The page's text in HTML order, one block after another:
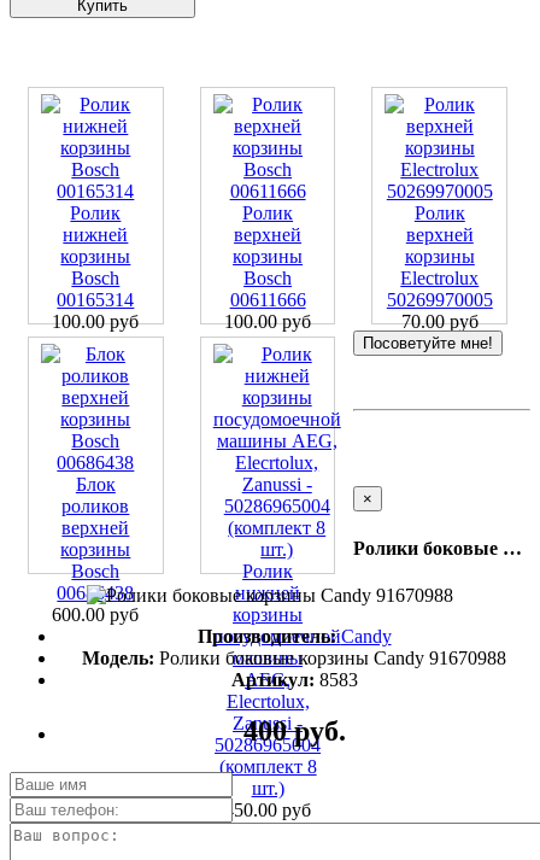
Ролик
нижней
корзины
Bosch
00165314
100.00 руб
Ролик
верхней
корзины
Bosch
00611666
100.00 руб
Ролик
верхней
корзины
Electrolux
50269970005
70.00 руб
Блок
роликов
верхней
корзины
Bosch
00686438
600.00 руб
Ролик
нижней
корзины
посудомоечной
машины
AEG,
Elecrtolux,
Zanussi -
50286965004
(комплект 8
шт.)
450.00 руб
Посоветуйте мне!
×
Ролики боковые корзины Candy 91670988
Производитель: Candy
Модель: Ролики боковые корзины Candy 91670988
Артикул: 8583
400 руб.